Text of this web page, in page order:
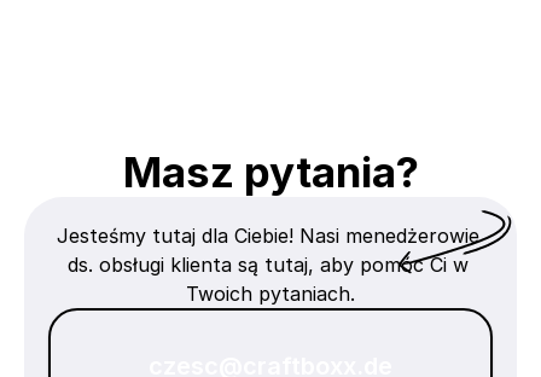
Masz pytania?
Jesteśmy tutaj dla Ciebie! Nasi menedżerowie
ds. obsługi klienta są tutaj, aby pomóc Ci w
Twoich pytaniach.